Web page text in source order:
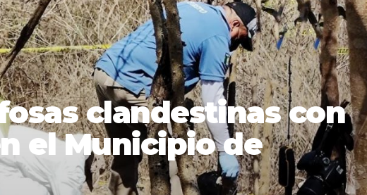
clandestinas con
el Municipio de